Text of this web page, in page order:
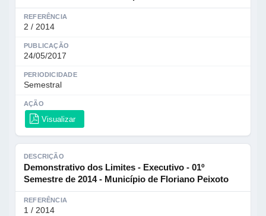
REFERÊNCIA
2 / 2014
PUBLICAÇÃO
24/05/2017
PERIODICIDADE
Semestral
AÇÃO
Visualizar
DESCRIÇÃO
Demonstrativo dos Limites - Executivo - 01º
Semestre de 2014 - Município de Floriano Peixoto
REFERÊNCIA
1 / 2014